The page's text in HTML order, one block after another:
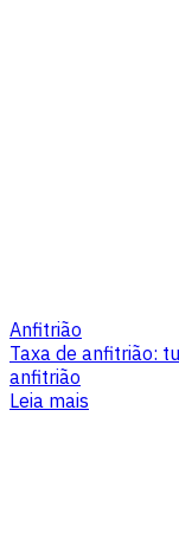
Anfitrião
Taxa de anfitrião:
anfitrião
Leia mais